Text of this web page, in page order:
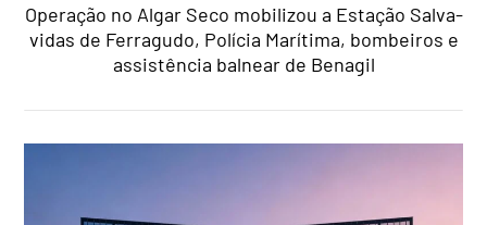
Operação no Algar Seco mobilizou a Estação Salva-
vidas de Ferragudo, Polícia Marítima, bombeiros e
assistência balnear de Benagil